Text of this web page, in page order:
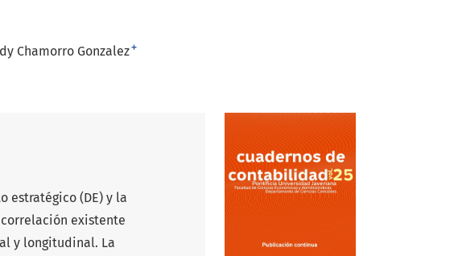
Chamorro Gonzalez+
estratégico (DE) y la
existente
y longitudinal. La